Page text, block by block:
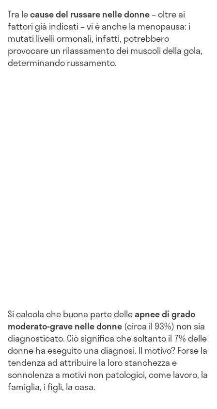
Tra lecause del russare nelle donne– oltre ai
fattori già indicati – vi è anche la menopausa: i
mutati livelli ormonali, infatti, potrebbero
provocare un rilassamento dei muscoli della gola,
determinando russamento.
Si calcola che buona parte delleapnee di grado
moderato-gravenelle donne(circa il 93%) non sia
diagnosticato. Ciò significa che soltanto il 7% delle
donne ha eseguito una diagnosi. Il motivo? Forse la
tendenza ad attribuire la loro stanchezza e
sonnolenza a motivi non patologici, come lavoro, la
famiglia, i figli, la casa.